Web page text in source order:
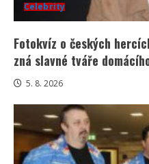
Celebrity
Fotokvíz o českých
zná slavné tváře
5. 8. 2026